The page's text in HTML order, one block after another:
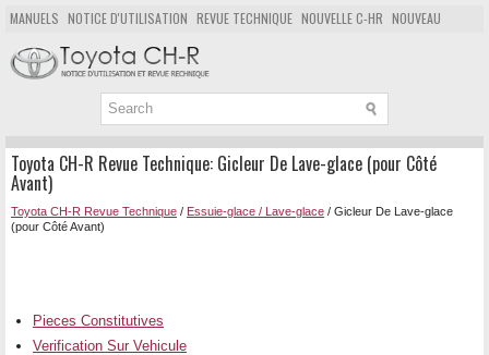
MANUELS NOTICE D'UTILISATION REVUE TECHNIQUE NOUVELLE C-HR NOUVEAU
POPULAIRE
PLAN DU SITE CHERCHER
Toyota CH-R Revue Technique: Gicleur De Lave-glace (pour Côté
Avant)
Toyota CH-R Revue Technique / Essuie-glace / Lave-glace / Gicleur De Lave-glace
(pour Côté Avant)
Pieces Constitutives
Verification Sur Vehicule